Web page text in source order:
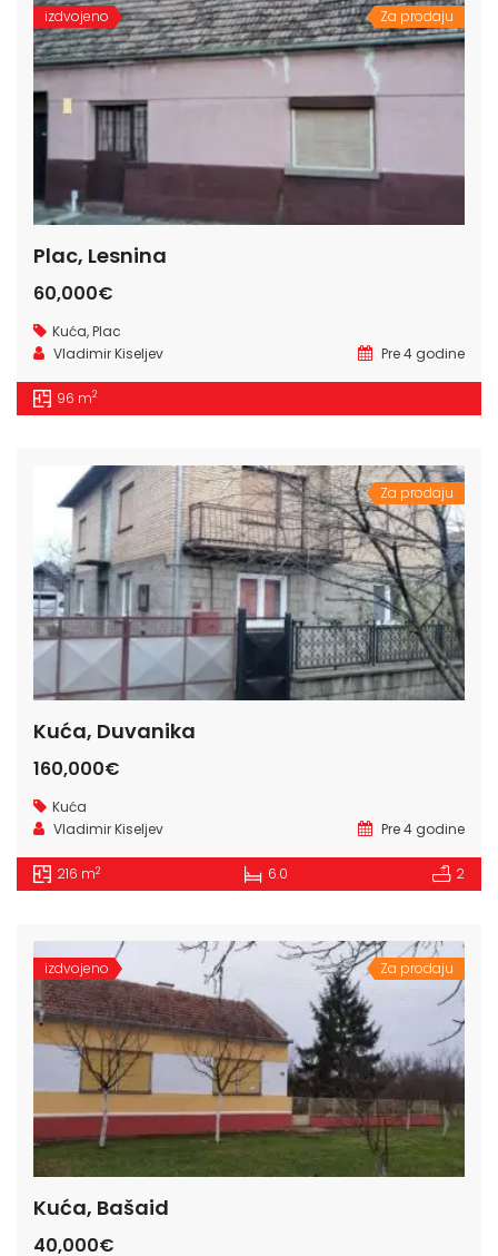
izdvojeno Za prodaju
Plac, Lesnina
60,000€
Kuća,Plac
Vladimir Kiseljev
Pre 4 godine
96 m2
Za prodaju
Kuća, Duvanika
160,000€
Kuća
Vladimir Kiseljev
Pre 4 godine
216 m2 6.0 2
izdvojeno Za prodaju
Kuća, Bašaid
40,000€